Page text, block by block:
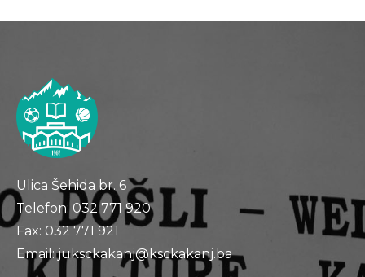
Ulica Šehida br. 6
Telefon: 032 771 920
Fax: 032 771 921
Email: juksckakanj@ksckakanj.ba